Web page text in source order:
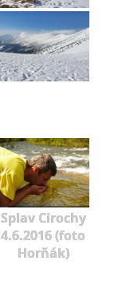
Splav Cirochy
4.6.2016 (foto
Horňák)